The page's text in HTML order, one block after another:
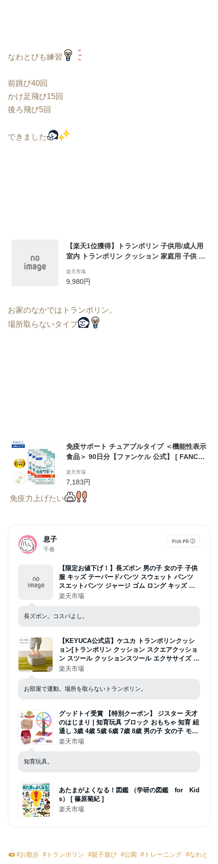
なわとびも練習
前跳び40回
かけ足飛び15回
後ろ飛び5回
できました
【楽天1位獲得】トランポリン 子供用/成人用
室内 トランポリン クッション 家庭用 子供 運
ポリン 静音 小型 エクササイズ 簡易 四角いト
ランポリン 座布団 ダイエット 耐荷重100kg
楽天市場
9,980円
お家のなかではトランポリン。
場所取らないタイプ
免疫サポート チュアブルタイプ ＜機能性表示
食品＞ 90日分【ファンケル 公式】 [ FANCL
酸菌 ビタミンc ビタミンd ビタミンb ビタミ
ン チュアブル 健康 サポート 栄養 女性 男性
健康食品 栄養補助 ビタミンb2 カテキン ]
楽天市場
7,183円
免疫力上げたい
息子
千春
【限定お値下げ！】長ズボン 男の子 女の子 子供
服 キッズ テーパードパンツ スウェット パンツ
スエットパンツ ジャージ ゴム ロング キッズ 子
供 こども 子ども ボーイズ ガールズ ストレッチ
楽天市場
長ズボン。コスパよし。
【KEYUCA公式店】ケユカ トランポリンクッシ
ョン[トランポリン クッション スクエアクッショ
ン スツール クッションスツール エクササイズ フ
ィットネス シンプル リビング マンション 大人
み]
楽天市場
お部屋で運動。場所を取らないトランポリン。
グッドトイ受賞 【特別クーポン】 ジスター 天才
のはじまり | 知育玩具 ブロック おもちゃ 知育 紐
通し 3歳 4歳 5歳 6歳 7歳 8歳 男の子 女の子 モン
テッソーリ プレゼント 子供 パズル 玩具 立体パ
楽天市場
知育玩具。
あたまがよくなる！図鑑 （学研の図鑑 for Kid
s） [ 篠原菊紀 ]
楽天市場
#お散歩 #トランポリン #親子遊び #公園 #トレーニング #なわと